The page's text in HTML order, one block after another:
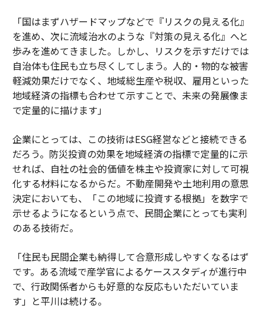
「国はまずハザードマップなどで『リスクの見える化』
を進め、次に流域治水のような『対策の見える化』へと
歩みを進めてきました。しかし、リスクを示すだけでは
自治体も住民も立ち尽くしてしまう。人的・物的な被害
軽減効果だけでなく、地域総生産や税収、雇用といった
地域経済の指標も合わせて示すことで、未来の発展像ま
で定量的に描けます」
企業にとっては、この技術はESG経営などと接続できる
だろう。防災投資の効果を地域経済の指標で定量的に示
せれば、自社の社会的価値を株主や投資家に対して可視
化する材料になるからだ。不動産開発や土地利用の意思
決定においても、「この地域に投資する根拠」を数字で
示せるようになるという点で、民間企業にとっても実利
のある技術だ。
「住民も民間企業も納得して合意形成しやすくなるはず
です。ある流域で産学官によるケーススタディが進行中
で、行政関係者からも好意的な反応もいただいていま
す」と平川は続ける。